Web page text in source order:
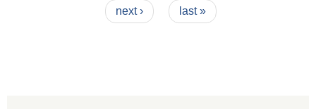
next ›
last »